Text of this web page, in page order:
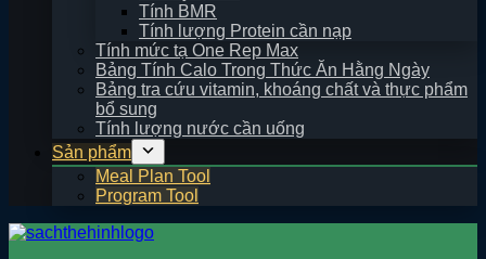
Tính BMR
Tính lượng Protein cần nạp
Tính mức tạ One Rep Max
Bảng Tính Calo Trong Thức Ăn Hằng Ngày
Bảng tra cứu vitamin, khoáng chất và thực phẩm
bổ sung
Tính lượng nước cần uống
Sản phẩm
Meal Plan Tool
Program Tool